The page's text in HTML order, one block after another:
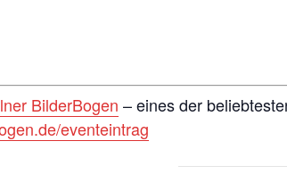
BilderBogen – eines der
eventeintrag